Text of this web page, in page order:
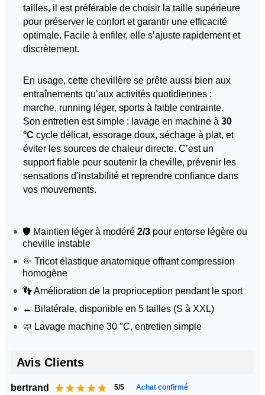
tailles, il est préférable de choisir la taille supérieure
pour préserver le confort et garantir une efficacité
optimale. Facile à enfiler, elle s’ajuste rapidement et
discrètement.
En usage, cette chevillère se prête aussi bien aux
entraînements qu’aux activités quotidiennes :
marche, running léger, sports à faible contrainte.
Son entretien est simple : lavage en machine à 30
°C cycle délicat, essorage doux, séchage à plat, et
éviter les sources de chaleur directe. C’est un
support fiable pour soutenir la cheville, prévenir les
sensations d’instabilité et reprendre confiance dans
vos mouvements.
🛡️ Maintien léger à modéré 2/3 pour entorse légère ou
cheville instable
🤏 Tricot élastique anatomique offrant compression
homogène
👣 Amélioration de la proprioception pendant le sport
↔️ Bilatérale, disponible en 5 tailles (S à XXL)
🧼 Lavage machine 30 °C, entretien simple
Avis Clients
bertrand 5/5 Achat confirmé